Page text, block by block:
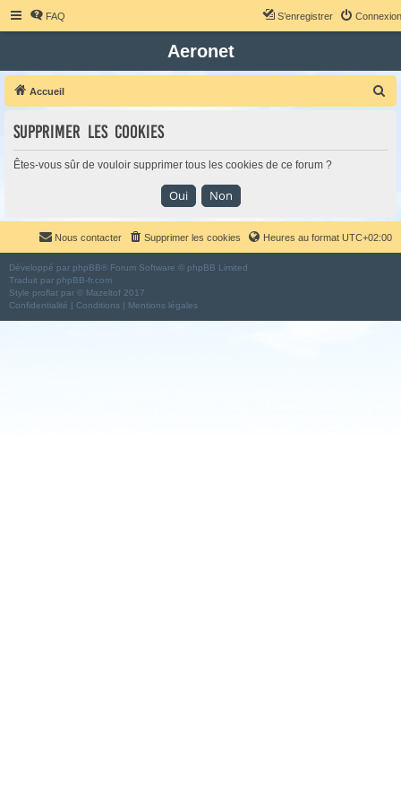
FAQ Connexion
S’enregistrer
Aeronet
Accueil
c
h
Supprimer les cookies
Êtes-vous sûr de vouloir supprimer tous les cookies de ce forum ?
Heures au format UTC+02:00
Supprimer les cookies
Nous contacter
Développé par phpBB® Forum Software © phpBB Limited
Traduit par phpBB-fr.com
Style proflat par © Mazeltof 2017
Confidentialité | Conditions | Mentions légales